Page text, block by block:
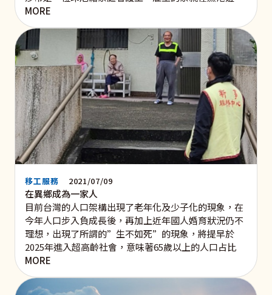
MORE
移工服務 2021/07/09
在異鄉成為一家人
目前台灣的人口架構出現了老年化及少子化的現象，在
今年人口步入負成長後，再加上近年國人婚育狀況仍不
理想，出現了所謂的”生不如死”的現象，將提早於
2025年進入超高齡社會，意味著65歲以上的人口占比
MORE